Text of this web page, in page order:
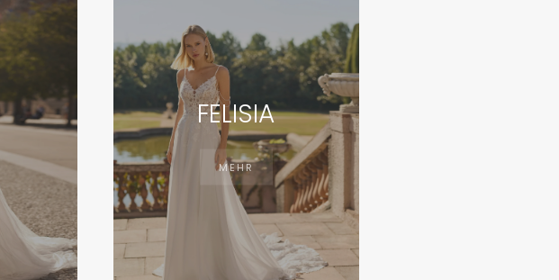
FELISIA
MEHR